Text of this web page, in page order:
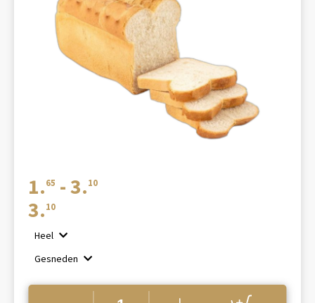
1. 65 -3. 10Prijsklasse:
3. 10
Heel
Gesneden